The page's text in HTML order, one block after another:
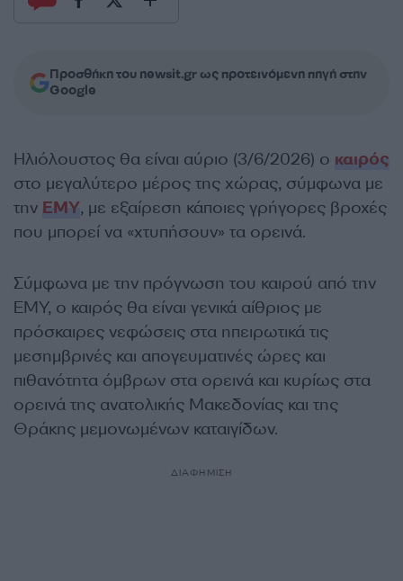
Προσθήκη του newsit.gr ως προτεινόμενη πηγή στην
Google
Ηλιόλουστος θα είναι αύριο (3/6/2026) ο καιρός
στο μεγαλύτερο μέρος της χώρας, σύμφωνα με
την ΕΜΥ, με εξαίρεση κάποιες γρήγορες βροχές
που μπορεί να «χτυπήσουν» τα ορεινά.
Σύμφωνα με την πρόγνωση του καιρού από την
ΕΜΥ, ο καιρός θα είναι γενικά αίθριος με
πρόσκαιρες νεφώσεις στα ηπειρωτικά τις
μεσημβρινές και απογευματινές ώρες και
πιθανότητα όμβρων στα ορεινά και κυρίως στα
ορεινά της ανατολικής Μακεδονίας και της
Θράκης μεμονωμένων καταιγίδων.
ΔΙΑΦΗΜΙΣΗ